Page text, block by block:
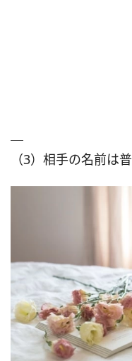
（3）相手の名前は